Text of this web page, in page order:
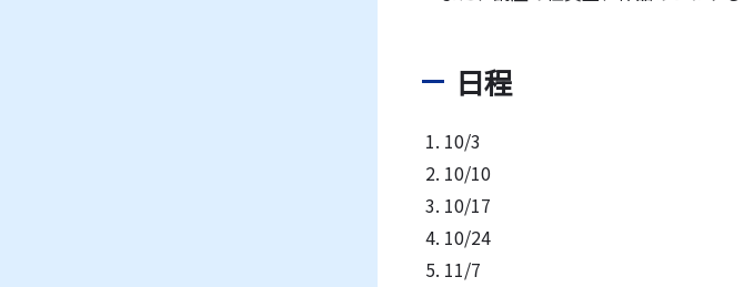
日程
10/3
10/10
10/17
10/24
11/7